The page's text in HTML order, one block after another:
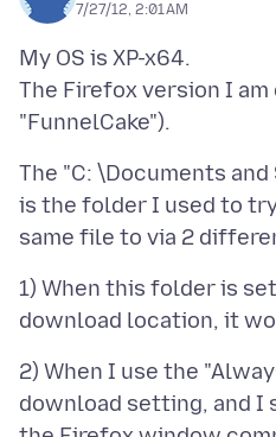
7/27/12, 2:01 AM
My OS is XP-x64.
The Firefox version I am
The "C: \Documents
is the folder I used to
1) When this folder is
2) When I use the
download setting, and I